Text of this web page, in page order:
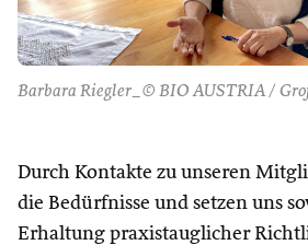
Barbara Riegler_© BIO AUSTRIA /
Durch Kontakte zu unseren
die Bedürfnisse und setzen uns
Erhaltung praxistauglicher